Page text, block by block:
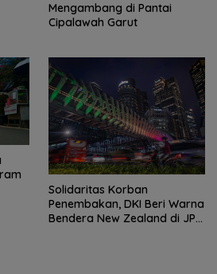
Mengambang di Pantai
Cipalawah Garut
Solidaritas Korban
Penembakan, DKI Beri Warna
Bendera New Zealand di JPO